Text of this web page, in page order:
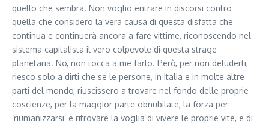
quello che sembra. Non voglio entrare in discorsi contro
quella che considero la vera causa di questa disfatta che
continua e continuerà ancora a fare vittime, riconoscendo nel
sistema capitalista il vero colpevole di questa strage
planetaria. No, non tocca a me farlo. Però, per non deluderti,
riesco solo a dirti che se le persone, in Italia e in molte altre
parti del mondo, riuscissero a trovare nel fondo delle proprie
coscienze, per la maggior parte obnubilate, la forza per
‘riumanizzarsi’ e ritrovare la voglia di vivere le proprie vite, e di